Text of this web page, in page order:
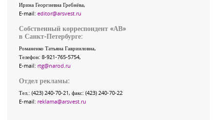
Ирина Георгиевна Гребнёва,
E-mail: editor@arsvest.ru
Собственный корреспондент «АВ»
в Санкт-Петербурге:
Романенко Татьяна Гаврииловна,
Телефон: 8-921-765-5754,
E-mail: rtg@narod.ru
Отдел рекламы:
Тел.: (423) 240-70-21, факс: (423) 240-70-22
E-mail: reklama@arsvest.ru